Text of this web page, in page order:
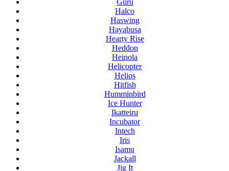
Guru
Halco
Haswing
Hayabusa
Hearty Rise
Heddon
Heinola
Helicopter
Helios
Hitfish
Humminbird
Ice Hunter
Ikatteiru
Incubator
Intech
Iris
Isamu
Jackall
Jig It